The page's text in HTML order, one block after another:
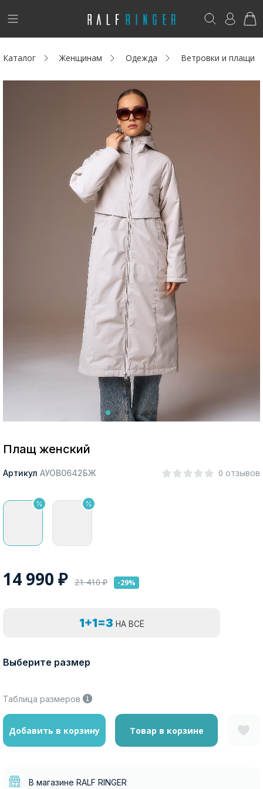
!
Новинки
Адреса магазинов
Да, все верно Изменить город
Возникли вопросы? - club@ralf.ru
Каталог Женщинам Одежда Ветровки и плащи
Плащ женский
Артикул АУОВ0642БЖ 0 отзывов
14 990 ₽ 21 410₽ -29%
1+1=3 НА ВСЁ
Выберите размер
Таблица размеров
Добавить в корзину Товар в корзине
В магазине RALF RINGER